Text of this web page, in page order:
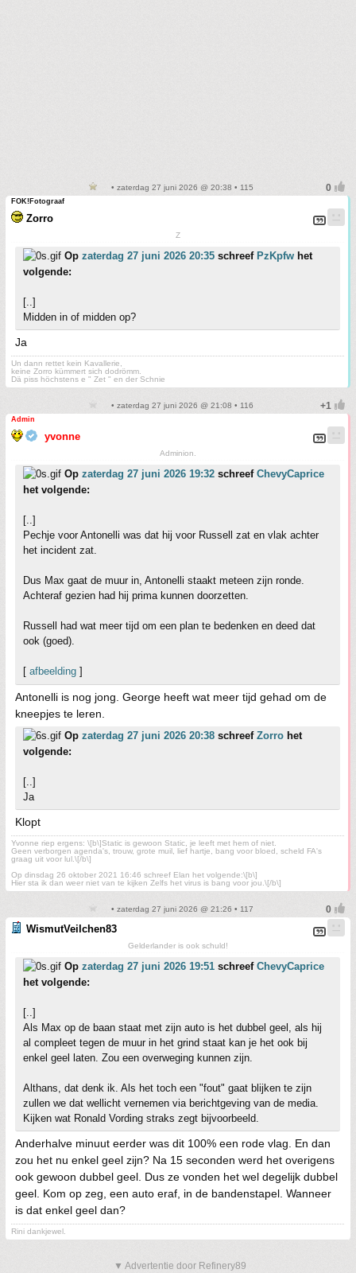
• zaterdag 27 juni 2026 @ 20:38 • 115
FOK!Fotograaf
Zorro
Z
Op zaterdag 27 juni 2026 20:35 schreef PzKpfw het
volgende:
[..]
Midden in of midden op?
Ja
Un dann rettet kein Kavallerie,
keine Zorro kümmert sich dodrömm.
Dä piss höchstens e " Zet " en der Schnie
• zaterdag 27 juni 2026 @ 21:08 • 116
Admin
yvonne
Adminion.
Op zaterdag 27 juni 2026 19:32 schreef ChevyCaprice
het volgende:
[..]
Pechje voor Antonelli was dat hij voor Russell zat en vlak achter
het incident zat.
Dus Max gaat de muur in, Antonelli staakt meteen zijn ronde.
Achteraf gezien had hij prima kunnen doorzetten.
Russell had wat meer tijd om een plan te bedenken en deed dat
ook (goed).
[ afbeelding ]
Antonelli is nog jong. George heeft wat meer tijd gehad om de
kneepjes te leren.
Op zaterdag 27 juni 2026 20:38 schreef Zorro het
volgende:
[..]
Ja
Klopt
Yvonne riep ergens: \[b\]Static is gewoon Static, je leeft met hem of niet.
Geen verborgen agenda's, trouw, grote muil, lief hartje, bang voor bloed, scheld FA's
graag uit voor lul.\[/b\]
Op dinsdag 26 oktober 2021 16:46 schreef Elan het volgende:\[b\]
Hier sta ik dan weer niet van te kijken Zelfs het virus is bang voor jou.\[/b\]
• zaterdag 27 juni 2026 @ 21:26 • 117
WismutVeilchen83
Gelderlander is ook schuld!
Op zaterdag 27 juni 2026 19:51 schreef ChevyCaprice
het volgende:
[..]
Als Max op de baan staat met zijn auto is het dubbel geel, als hij
al compleet tegen de muur in het grind staat kan je het ook bij
enkel geel laten. Zou een overweging kunnen zijn.
Althans, dat denk ik. Als het toch een "fout" gaat blijken te zijn
zullen we dat wellicht vernemen via berichtgeving van de media.
Kijken wat Ronald Vording straks zegt bijvoorbeeld.
Anderhalve minuut eerder was dit 100% een rode vlag. En dan
zou het nu enkel geel zijn? Na 15 seconden werd het overigens
ook gewoon dubbel geel. Dus ze vonden het wel degelijk dubbel
geel. Kom op zeg, een auto eraf, in de bandenstapel. Wanneer
is dat enkel geel dan?
Rini dankjewel.
▼ Advertentie door Refinery89